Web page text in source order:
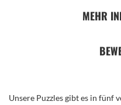
MEHR
Unsere Puzzles gibt es in fünf